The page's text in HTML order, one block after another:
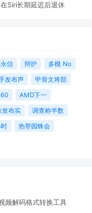
Siri长期延迟后退休
信 辩护
多模 No
发布声
甲骨文将部
AMD下一
发布实
调查称半数
热带园蛛会
频解码格式转换工具